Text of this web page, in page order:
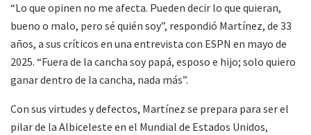
“Lo que opinen no me afecta. Pueden decir lo que quieran,
bueno o malo, pero sé quién soy”, respondió Martínez, de 33
años, a sus críticos en una entrevista con ESPN en mayo de
2025. “Fuera de la cancha soy papá, esposo e hijo; solo quiero
ganar dentro de la cancha, nada más”.
Con sus virtudes y defectos, Martínez se prepara para ser el
pilar de la Albiceleste en el Mundial de Estados Unidos,